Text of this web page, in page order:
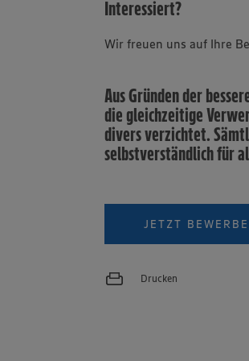
Interessiert?
Wir freuen uns auf Ihre
Aus Gründen der
die gleichzeitige
divers verzichtet.
selbstverständlich für
JETZT
Drucken